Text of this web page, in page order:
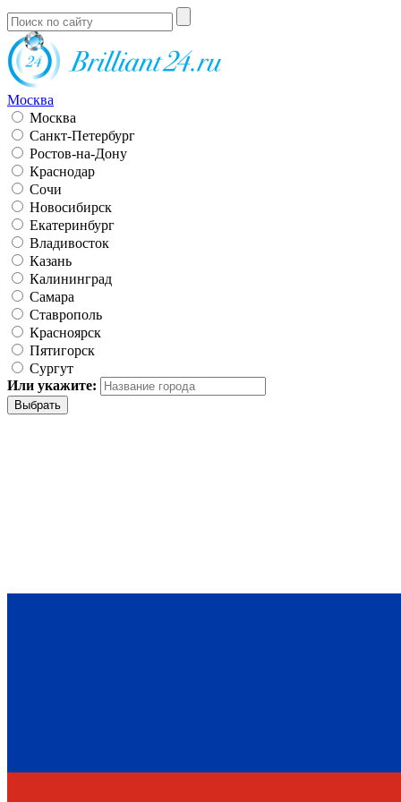
Москва
Москва
Санкт-Петербург
Ростов-на-Дону
Краснодар
Сочи
Новосибирск
Екатеринбург
Владивосток
Казань
Калининград
Самара
Ставрополь
Красноярск
Пятигорск
Сургут
Или укажите: